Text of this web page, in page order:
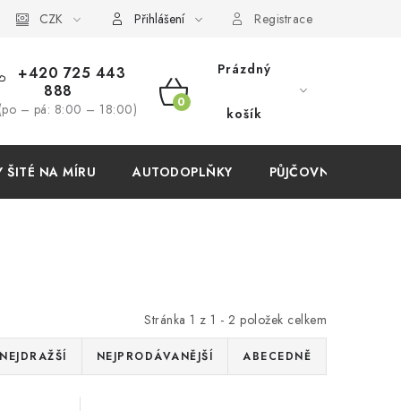
podmínky
CZK Přihlášení Registrace
+420 725 443
888
– pá: 8:00 – 18:00)
NÁKUPNÍ
Prázdný
košík
ŠITÉ NA MÍRU AUTODOPLŇKY PŮJČOVNA
Stránka 1 z 1 - 2 položek celkem
NEJDRAŽŠÍ NEJPRODÁVANĚJŠÍ ABECEDNĚ